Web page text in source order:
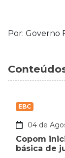
Por: Governo
EBC
04 de
Copom
básica de